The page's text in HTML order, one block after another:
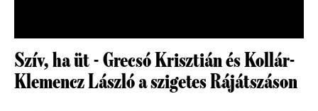
Szív, ha üt - Grecsó Krisztián és Kollár-
Klemencz László a szigetes Rájátszáson